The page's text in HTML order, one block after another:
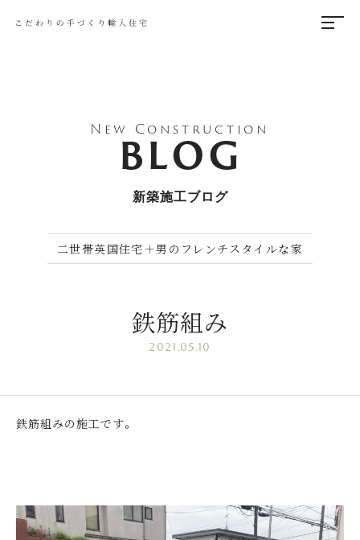
New Construction
BLOG
新築施工ブログ
二世帯英国住宅＋男のフレンチスタイルな家
鉄筋組み
2021.05.10
鉄筋組みの施工です。